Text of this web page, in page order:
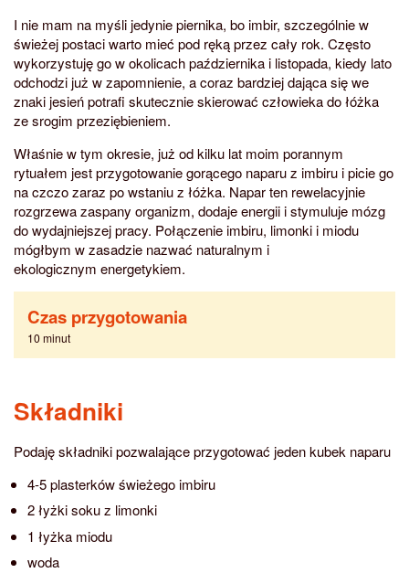
I nie mam na myśli jedynie piernika, bo imbir, szczególnie w
świeżej postaci warto mieć pod ręką przez cały rok. Często
wykorzystuję go w okolicach października i listopada, kiedy lato
odchodzi już w zapomnienie, a coraz bardziej dająca się we
znaki jesień potrafi skutecznie skierować człowieka do łóżka
ze srogim przeziębieniem.
Właśnie w tym okresie, już od kilku lat moim porannym
rytuałem jest przygotowanie gorącego naparu z imbiru i picie go
na czczo zaraz po wstaniu z łóżka. Napar ten rewelacyjnie
rozgrzewa zaspany organizm, dodaje energii i stymuluje mózg
do wydajniejszej pracy. Połączenie imbiru, limonki i miodu
mógłbym w zasadzie nazwać naturalnym i
ekologicznym energetykiem.
Czas przygotowania
10 minut
Składniki
Podaję składniki pozwalające przygotować jeden kubek naparu
4-5 plasterków świeżego imbiru
2 łyżki soku z limonki
1 łyżka miodu
woda